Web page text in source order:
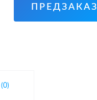
ПРЕДЗАКАЗ
(0)